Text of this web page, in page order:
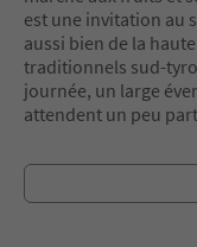
est une invitation au
aussi bien de la
traditionnels sud-
journée, un large
attendent un peu